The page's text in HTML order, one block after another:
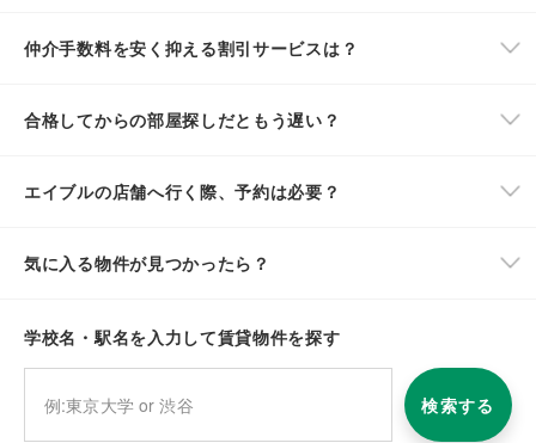
仲介手数料を安く抑える割引サービスは？
合格してからの部屋探しだともう遅い？
エイブルの店舗へ行く際、予約は必要？
気に入る物件が見つかったら？
学校名・駅名を入力して賃貸物件を探す
検索する